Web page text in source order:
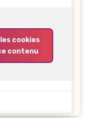
cookies
contenu